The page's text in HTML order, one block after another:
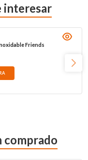
interesar
Friends
comprado